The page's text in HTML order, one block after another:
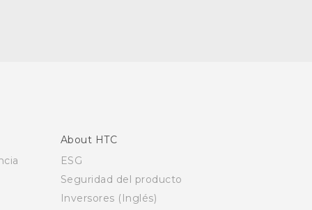
About HTC
ESG
Seguridad del producto
Inversores (Inglés)